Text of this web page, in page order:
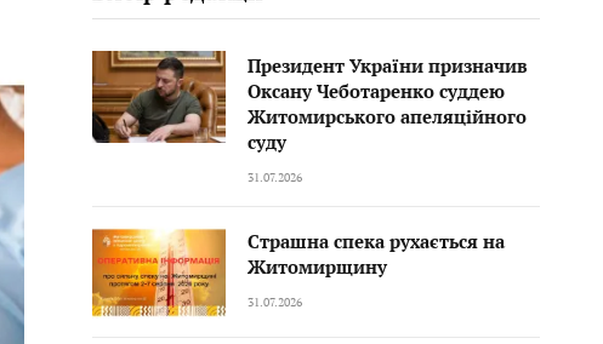
Президент України призначив
Оксану Чеботаренко суддею
Житомирського апеляційного
суду
31.07.2026
Страшна спека рухається на
Житомирщину
31.07.2026